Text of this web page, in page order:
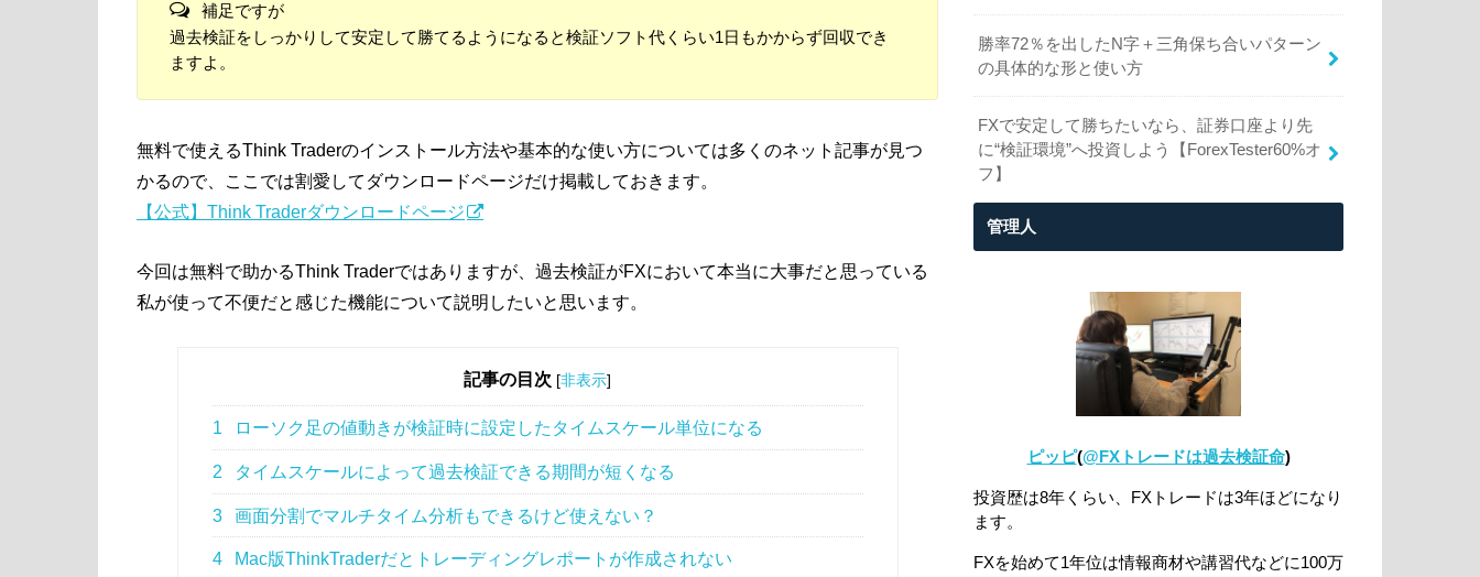
補足ですが
過去検証をしっかりして安定して勝てるようになると検証ソフト代くらい1日もかからず回収でき
ますよ。
無料で使えるThink Traderのインストール方法や基本的な使い方については多くのネット記事が見つ
かるので、ここでは割愛してダウンロードページだけ掲載しておきます。
【公式】Think Traderダウンロードページ
今回は無料で助かるThink Traderではありますが、過去検証がFXにおいて本当に大事だと思っている
私が使って不便だと感じた機能について説明したいと思います。
記事の目次 [非表示]
1 ローソク足の値動きが検証時に設定したタイムスケール単位になる
2 タイムスケールによって過去検証できる期間が短くなる
3 画面分割でマルチタイム分析もできるけど使えない？
4 Mac版ThinkTraderだとトレーディングレポートが作成されない
勝率72％を出したN字＋三角保ち合いパターン
の具体的な形と使い方
FXで安定して勝ちたいなら、証券口座より先
に“検証環境”へ投資しよう【ForexTester60%オ
フ】
管理人
ピッピ(@FXトレードは過去検証命)
投資歴は8年くらい、FXトレードは3年ほどになり
ます。
FXを始めて1年位は情報商材や講習代などに100万